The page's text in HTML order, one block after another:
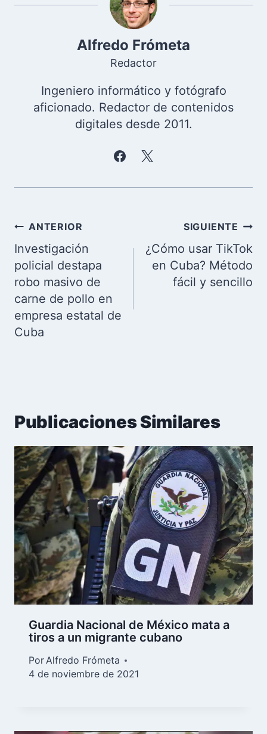
Alfredo Frómeta
Redactor
Ingeniero informático y fotógrafo
aficionado. Redactor de contenidos
digitales desde 2011.
Navegación
de
entradas
ANTERIOR
Investigación
policial destapa
robo masivo de
carne de pollo en
empresa estatal de
Cuba
SIGUIENTE
¿Cómo usar TikTok
en Cuba? Método
fácil y sencillo
Publicaciones Similares
Guardia Nacional de México mata a
tiros a un migrante cubano
PorAlfredo Frómeta
4 de noviembre de 2021